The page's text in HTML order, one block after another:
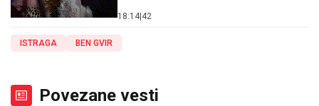
18:14 42
ISTRAGA BEN GVIR
Povezane vesti